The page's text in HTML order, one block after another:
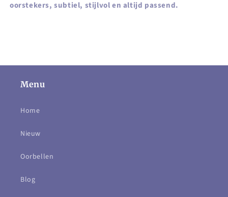
oorstekers, subtiel, stijlvol en altijd passend.
Menu
Home
Nieuw
Oorbellen
Blog